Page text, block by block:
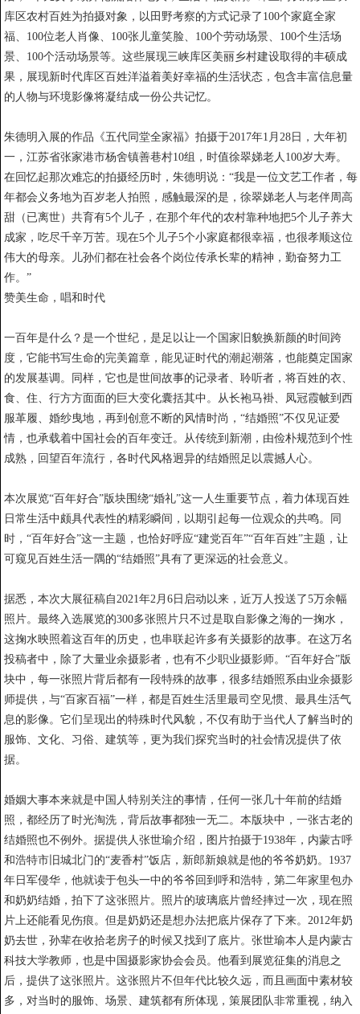
库区农村百姓为拍摄对象，以田野考察的方式记录了100个家庭全家
福、100位老人肖像、100张儿童笑脸、100个劳动场景、100个生活场
景、100个活动场景等。这些展现三峡库区美丽乡村建设取得的丰硕成
果，展现新时代库区百姓洋溢着美好幸福的生活状态，包含丰富信息量
的人物与环境影像将凝结成一份公共记忆。
朱德明入展的作品《五代同堂全家福》拍摄于2017年1月28日，大年初
一，江苏省张家港市杨舍镇善巷村10组，时值徐翠娣老人100岁大寿。
在回忆起那次难忘的拍摄经历时，朱德明说：“我是一位文艺工作者，每
年都会义务地为百岁老人拍照，感触最深的是，徐翠娣老人与老伴周高
甜（已离世）共育有5个儿子，在那个年代的农村靠种地把5个儿子养大
成家，吃尽千辛万苦。现在5个儿子5个小家庭都很幸福，也很孝顺这位
伟大的母亲。儿孙们都在社会各个岗位传承长辈的精神，勤奋努力工
作。”
赞美生命，唱和时代
一百年是什么？是一个世纪，是足以让一个国家旧貌换新颜的时间跨
度，它能书写生命的完美篇章，能见证时代的潮起潮落，也能奠定国家
的发展基调。同样，它也是世间故事的记录者、聆听者，将百姓的衣、
食、住、行方方面面的巨大变化囊括其中。从长袍马褂、凤冠霞帔到西
服革履、婚纱曳地，再到创意不断的风情时尚，“结婚照”不仅见证爱
情，也承载着中国社会的百年变迁。从传统到新潮，由俭朴规范到个性
成熟，回望百年流行，各时代风格迥异的结婚照足以震撼人心。
本次展览“百年好合”版块围绕“婚礼”这一人生重要节点，着力体现百姓
日常生活中颇具代表性的精彩瞬间，以期引起每一位观众的共鸣。同
时，“百年好合”这一主题，也恰好呼应“建党百年”“百年百姓”主题，让
可窥见百姓生活一隅的“结婚照”具有了更深远的社会意义。
据悉，本次大展征稿自2021年2月6日启动以来，近万人投送了5万余幅
照片。最终入选展览的300多张照片只不过是取自影像之海的一掬水，
这掬水映照着这百年的历史，也串联起许多有关摄影的故事。在这万名
投稿者中，除了大量业余摄影者，也有不少职业摄影师。“百年好合”版
块中，每一张照片背后都有一段特殊的故事，很多结婚照系由业余摄影
师提供，与“百家百福”一样，都是百姓生活里最司空见惯、最具生活气
息的影像。它们呈现出的特殊时代风貌，不仅有助于当代人了解当时的
服饰、文化、习俗、建筑等，更为我们探究当时的社会情况提供了依
据。
婚姻大事本来就是中国人特别关注的事情，任何一张几十年前的结婚
照，都经历了时光淘洗，背后故事都独一无二。本版块中，一张古老的
结婚照也不例外。据提供人张世瑜介绍，图片拍摄于1938年，内蒙古呼
和浩特市旧城北门的“麦香村”饭店，新郎新娘就是他的爷爷奶奶。1937
年日军侵华，他就读于包头一中的爷爷回到呼和浩特，第二年家里包办
和奶奶结婚，拍下了这张照片。照片的玻璃底片曾经摔过一次，现在照
片上还能看见伤痕。但是奶奶还是想办法把底片保存了下来。2012年奶
奶去世，孙辈在收拾老房子的时候又找到了底片。张世瑜本人是内蒙古
科技大学教师，也是中国摄影家协会会员。他看到展览征集的消息之
后，提供了这张照片。这张照片不但年代比较久远，而且画面中素材较
多，对当时的服饰、场景、建筑都有所体现，策展团队非常重视，纳入